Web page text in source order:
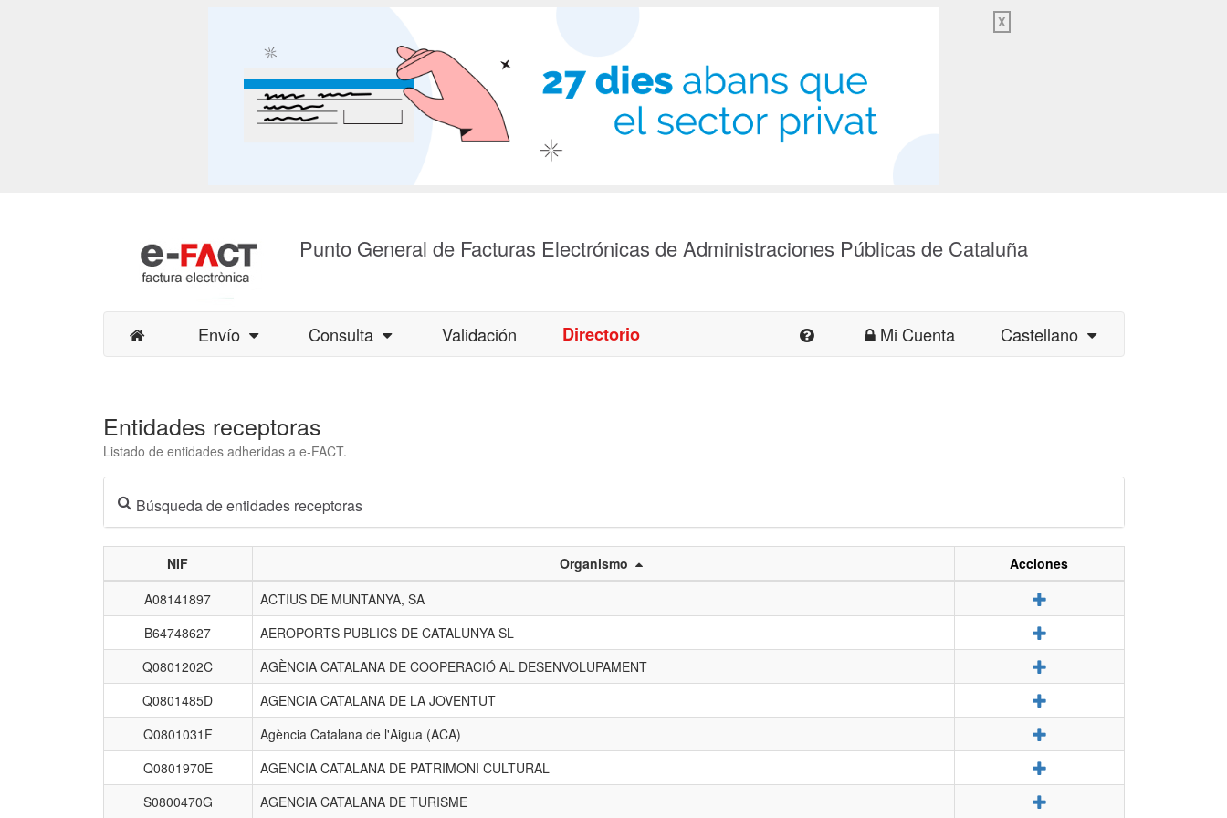
X
Punto General de Facturas Electrónicas de Administraciones Públicas de Cataluña
Envío Consulta Validación Directorio Mi Cuenta Castellano
Entidades receptoras
Listado de entidades adheridas a e-FACT.
Búsqueda de entidades receptoras
entidades
receptoras.
NIF Organismo
Acciones
A08141897
ACTIUS DE MUNTANYA, SA
B64748627
AEROPORTS PUBLICS DE CATALUNYA SL
Q0801202C
AGÈNCIA CATALANA DE COOPERACIÓ AL DESENVOLUPAMENT
Q0801485D
AGENCIA CATALANA DE LA JOVENTUT
Q0801031F
Agència Catalana de l'Aigua (ACA)
Q0801970E
AGENCIA CATALANA DE PATRIMONI CULTURAL
S0800470G
AGENCIA CATALANA DE TURISME